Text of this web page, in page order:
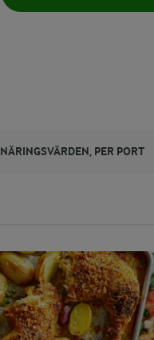
NÄRINGSVÄRDEN, PER PORT
ENERGIDISTRIBUTION %
NÄRINGSVÄRDEN PER PORT
Fiber:
-
4,7 g